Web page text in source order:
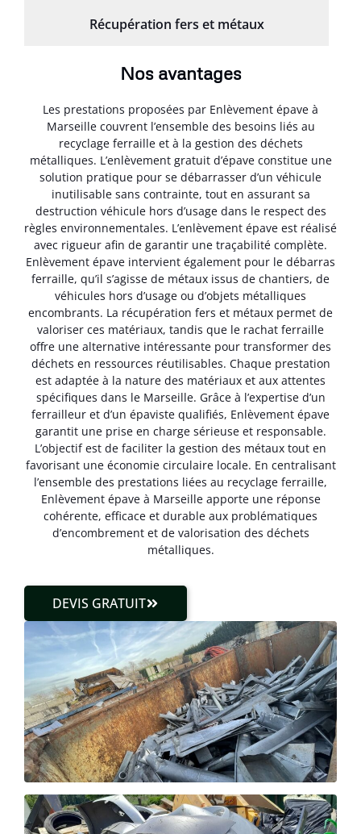
Récupération fers et métaux
Nos avantages
Les prestations proposées par Enlèvement épave à
Marseille couvrent l’ensemble des besoins liés au
recyclage ferraille et à la gestion des déchets
métalliques. L’enlèvement gratuit d’épave constitue une
solution pratique pour se débarrasser d’un véhicule
inutilisable sans contrainte, tout en assurant sa
destruction véhicule hors d’usage dans le respect des
règles environnementales. L’enlèvement épave est réalisé
avec rigueur afin de garantir une traçabilité complète.
Enlèvement épave intervient également pour le débarras
ferraille, qu’il s’agisse de métaux issus de chantiers, de
véhicules hors d’usage ou d’objets métalliques
encombrants. La récupération fers et métaux permet de
valoriser ces matériaux, tandis que le rachat ferraille
offre une alternative intéressante pour transformer des
déchets en ressources réutilisables. Chaque prestation
est adaptée à la nature des matériaux et aux attentes
spécifiques dans le Marseille. Grâce à l’expertise d’un
ferrailleur et d’un épaviste qualifiés, Enlèvement épave
garantit une prise en charge sérieuse et responsable.
L’objectif est de faciliter la gestion des métaux tout en
favorisant une économie circulaire locale. En centralisant
l’ensemble des prestations liées au recyclage ferraille,
Enlèvement épave à Marseille apporte une réponse
cohérente, efficace et durable aux problématiques
d’encombrement et de valorisation des déchets
métalliques.
DEVIS GRATUIT